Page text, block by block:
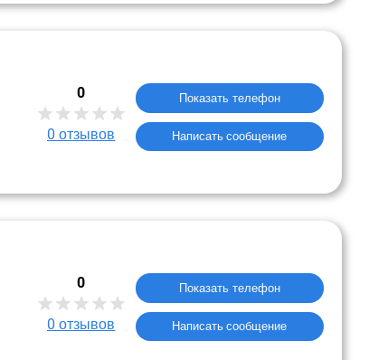
0
0 отзывов
Показать телефон
Написать сообщение
0
0 отзывов
Показать телефон
Написать сообщение